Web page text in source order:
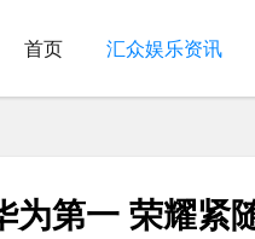
首页 汇众娱乐资讯
为第一 荣耀紧